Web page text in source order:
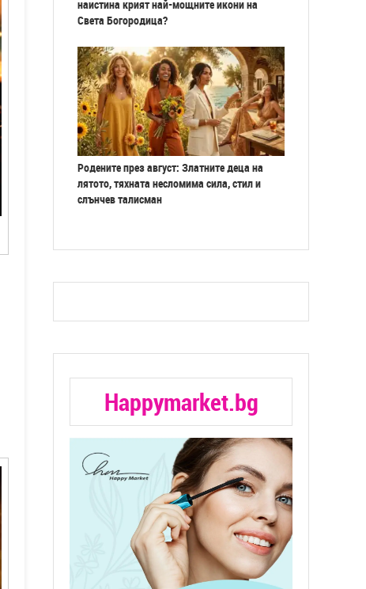
наистина крият най-мощните икони на
Света Богородица?
Родените през август: Златните деца на
лятото, тяхната несломима сила, стил и
слънчев талисман
Happymarket.bg